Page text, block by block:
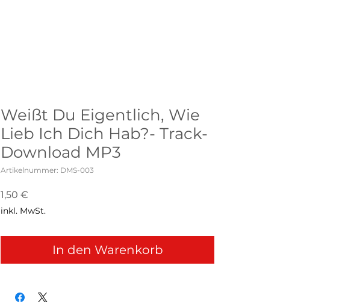
Weißt Du Eigentlich, Wie
Lieb Ich Dich Hab?- Track-
Download MP3
Artikelnummer: DMS-003
1,50 €
inkl. MwSt.
In den Warenkorb